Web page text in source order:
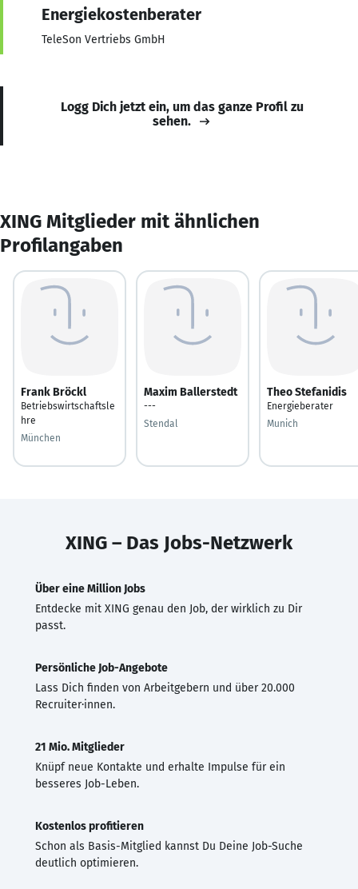
Energiekostenberater
TeleSon Vertriebs GmbH
Logg Dich jetzt ein, um das ganze Profil zu
sehen.
XING Mitglieder mit ähnlichen
Profilangaben
Frank Bröckl
Betriebswirtschaftsle
hre
München
Maxim Ballerstedt
---
Stendal
Theo Stefanidis
Energieberater
Munich
XING – Das Jobs-Netzwerk
Über eine Million Jobs
Entdecke mit XING genau den Job, der wirklich zu Dir
passt.
Persönliche Job-Angebote
Lass Dich finden von Arbeitgebern und über 20.000
Recruiter·innen.
21 Mio. Mitglieder
Knüpf neue Kontakte und erhalte Impulse für ein
besseres Job-Leben.
Kostenlos profitieren
Schon als Basis-Mitglied kannst Du Deine Job-Suche
deutlich optimieren.